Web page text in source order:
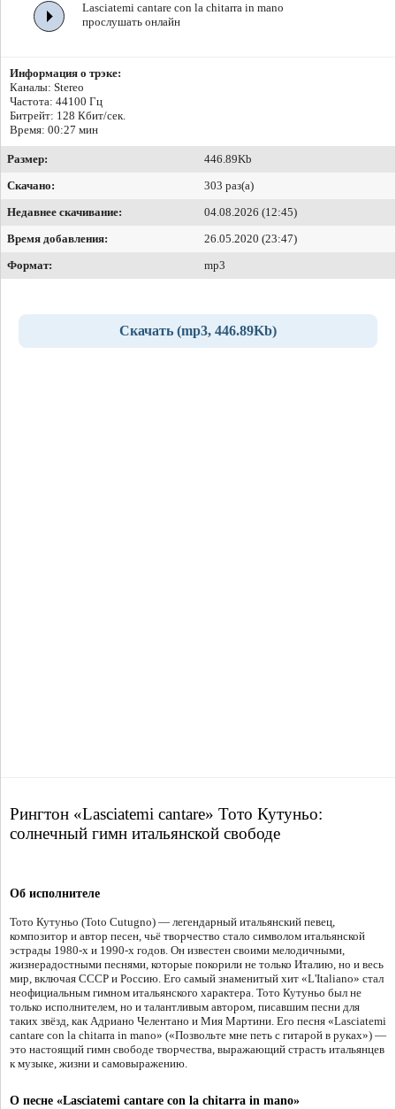
Lasciatemi cantare con la chitarra in mano
прослушать онлайн
Информация о трэке:
Каналы: Stereo
Частота: 44100 Гц
Битрейт: 128 Кбит/сек.
Время: 00:27 мин
Размер:
446.89Kb
Скачано:
303 раз(а)
Недавнее скачивание:
04.08.2026 (12:45)
Время добавления:
26.05.2020 (23:47)
Формат:
mp3
Скачать (mp3, 446.89Kb)
Рингтон «Lasciatemi cantare» Тото Кутуньо:
солнечный гимн итальянской свободе
Об исполнителе
Тото Кутуньо (Toto Cutugno) — легендарный итальянский певец,
композитор и автор песен, чьё творчество стало символом итальянской
эстрады 1980-х и 1990-х годов. Он известен своими мелодичными,
жизнерадостными песнями, которые покорили не только Италию, но и весь
мир, включая СССР и Россию. Его самый знаменитый хит «L'Italiano» стал
неофициальным гимном итальянского характера. Тото Кутуньо был не
только исполнителем, но и талантливым автором, писавшим песни для
таких звёзд, как Адриано Челентано и Мия Мартини. Его песня «Lasciatemi
cantare con la chitarra in mano» («Позвольте мне петь с гитарой в руках») —
это настоящий гимн свободе творчества, выражающий страсть итальянцев
к музыке, жизни и самовыражению.
О песне «Lasciatemi cantare con la chitarra in mano»